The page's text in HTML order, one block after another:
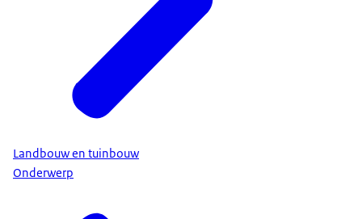
Landbouw en tuinbouw
Onderwerp